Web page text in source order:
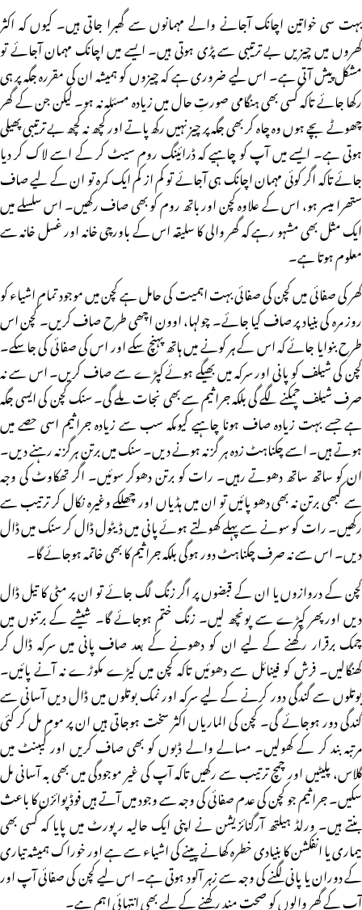
بہت سی خواتین اچانک آجانے والے مہمانوں سے گھبرا جاتی ہیں۔ کیوں کہ اکثر
گھروں میں چیزیں بے ترتیبی سے پڑی ہوتی ہیں۔ ایسے میں اچانک مہمان آجائے تو
مشکل پیش آتی ہے۔ اس لیے ضروری ہے کہ چیزوں کو ہمیشہ ان کی مقررہ جگہ پر ہی
رکھا جائے تاکہ کسی بھی ہنگامی صورتِ حال میں زیادہ مسئلہ نہ ہو۔ لیکن جن کے گھر
چھوٹے بچے ہوں وہ چاہ کر بھی جگہ پر چیز نہیں رکھ پاتے اور کچھ نہ کچھ بے ترتیبی پھیلی
ہوتی ہے۔ ایسے میں آپ کو چاہیے کہ ڈرائینگ روم سیٹ کر کے اسے لاک کر دیا
جائے تاکہ اگر کوئی مہمان اچانک ہی آجائے تو کم از کم ایک کمرہ تو ان کے لیے صاف
ستھرا میسر ہو، اس کے علاوہ کچن اور باتھ روم کو بھی صاف رکھیں۔ اس سلسلے میں
ایک مثل بھی مشہو رہے کہ گھر والی کا سلیقہ اس کے باورچی خانہ اور غسل خانہ سے
معلوم ہوتا ہے۔
گھر کی صفائی میں کچن کی صفائی بہت اہمیت کی حامل ہے کچن میں موجود تمام اشیاء کو
روز مرہ کی بنیاد پر صاف کیا جائے۔ چولہا، اوون اچھی طرح صاف کریں۔ کچن اس
طرح بنوایا جائے کہ اس کے ہر کونے میں ہاتھ پہنچ سکے اور اس کی صفائی کی جاسکے۔
کچن کی شیلف کو پانی اور سرکہ میں بھیگے ہوئے کپڑے سے صاف کریں۔ اس سے نہ
صرف شیلف چمکنے لگے گی بلکہ جراثیم سے بھی نجات ملے گی۔ سنک کچن کی ایسی جگہ
ہے جسے بہت زیادہ صاف ہونا چاہیے کیوںکہ سب سے زیادہ جراثیم اسی حصے میں
ہوتے ہیں۔ اسے چکناہٹ زدہ ہر گز نہ ہونے دیں۔ سنک میں برتن ہرگز نہ رہنے دیں۔
ان کو ساتھ ساتھ دھوتے رہیں۔ رات کو برتن دھوکر سوئیں۔ اگر تھکاوٹ کی وجہ
سے کبھی برتن نہ بھی دھو پائیں تو ان میں ہڈیاں اور چھلکے وغیرہ نکال کر ترتیب سے
رکھیں۔ رات کو سونے سے پہلے کھولتے ہوئے پانی میں ڈیٹول ڈال کر سنک میں ڈال
دیں۔ اس سے نہ صرف چکناہٹ دور ہوگی بلکہ جراثیم کا بھی خاتمہ ہوجائے گا۔
کچن کے دروازوں یا ان کے قبضوں پر اگر زنگ لگ جائے تو ان پر مٹی کا تیل ڈال
دیں اورپھر کپڑے سے پونچھ لیں۔ زنگ ختم ہوجائے گا۔ شیشے کے برتنوں میں
چمک برقرار رکھنے کے لیے ان کو دھونے کے بعد صاف پانی میں سرکہ ڈال کر
کھنگالیں۔ فرش کو فینائل سے دھوئیں تاکہ کچن میں کیڑے مکوڑے نہ آنے پائیں۔
بوتلوں سے گندگی دور کرنے کے لیے سرکہ اور نمک بوتلوں میں ڈال دیں آسانی سے
گندگی دور ہوجائے گی۔ کچن کی الماریاں اکثر سخت ہوجاتی ہیں ان پر موم مل کر کئی
مرتبہ بند کر کے کھولیں۔ مسالے والے ڈبوں کو بھی صاف کریں اور کیبنٹ میں
گلاس، پلیٹیں اور چمچ ترتیب سے رکھیں تاکہ آپ کی غیر موجودگی میں بھی بہ آسانی مل
سکیں۔ جراثیم جو کچن کی عدم صفائی کی وجہ سے وجود میں آتے ہیں فوڈ پوائزن کا باعث
بنتے ہیں۔ ورلڈ ہیلتھ آرگنائزیشن نے اپنی ایک حالیہ رپورٹ میں پایا کہ کسی بھی
بیماری یا انفکشن کا بنیادی خطرہ کھانے پینے کی اشیاء سے ہے اور خوراک ہمیشہ تیاری
کے دوران یا پانی لگنے کی وجہ سے زہر آلود ہوتی ہے۔ اس لیے کچن کی صفائی آپ اور
آپ کے گھر والوں کو صحت مند رکھنے کے لیے بھی انتہائی اہم ہے۔